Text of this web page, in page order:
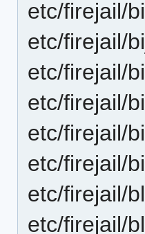
etc/firejail/
etc/firejail/
etc/firejail/
etc/firejail/
etc/firejail/
etc/firejail/
etc/firejail/
etc/firejail/